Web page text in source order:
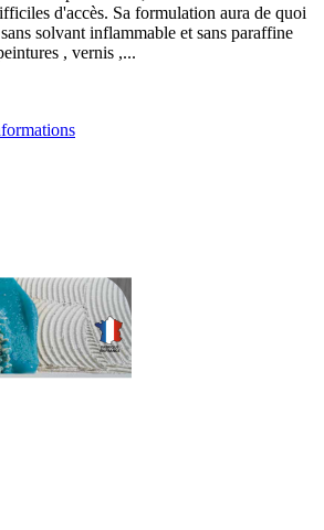
d'accès. Sa formulation aura de quoi
solvant inflammable et sans paraffine
, vernis ,...